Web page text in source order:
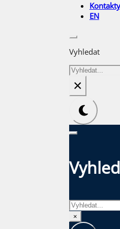
Kontakty
EN
Vyhledat
Hledat
×
Hledat
×